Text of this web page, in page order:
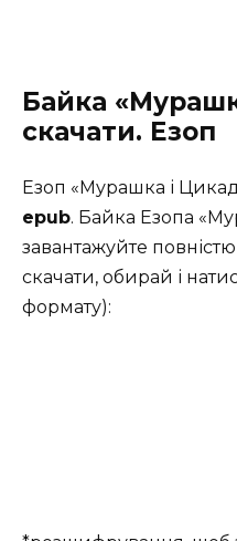
Байка
скачати. Езоп
Езоп «Мурашка і
epub. Байка Езопа
завантажуйте
скачати, обирай і
формату):